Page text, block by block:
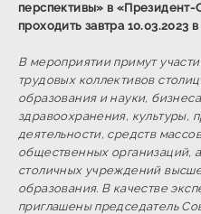
перспективы» в «Президент-
проходить завтра 10.03.2023
В мероприятии примут
трудовых коллективов
образования и науки,
здравоохранения, культуры,
деятельности, средств
общественных организаций,
столичных учреждений
образования. В качестве
приглашены председатель